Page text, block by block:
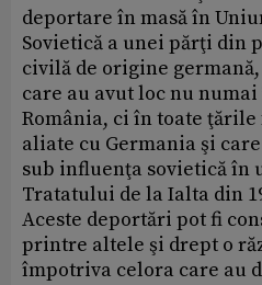
deportare în masă în
Sovietică a unei părţi din
civilă de origine
care au avut loc nu
România, ci în toate ţările
aliate cu Germania şi
sub influenţa sovietică în
Tratatului de la Ialta din
Aceste deportări pot fi
printre altele şi drept o
împotriva celora care au